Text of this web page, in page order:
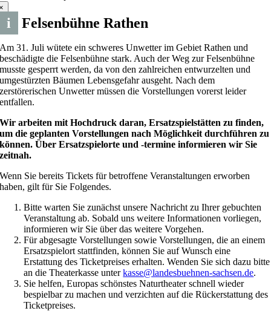
i Felsenbühne Rathen
Am 31. Juli wütete ein schweres Unwetter im Gebiet Rathen und
beschädigte die Felsenbühne stark. Auch der Weg zur Felsenbühne
musste gesperrt werden, da von den zahlreichen entwurzelten und
umgestürzten Bäumen Lebensgefahr ausgeht. Nach dem
zerstörerischen Unwetter müssen die Vorstellungen vorerst leider
entfallen.
Wir arbeiten mit Hochdruck daran, Ersatzspielstätten zu finden,
um die geplanten Vorstellungen nach Möglichkeit durchführen zu
können. Über Ersatzspielorte und -termine informieren wir Sie
zeitnah.
Wenn Sie bereits Tickets für betroffene Veranstaltungen erworben
haben, gilt für Sie Folgendes.
Bitte warten Sie zunächst unsere Nachricht zu Ihrer gebuchten
Veranstaltung ab. Sobald uns weitere Informationen vorliegen,
informieren wir Sie über das weitere Vorgehen.
Für abgesagte Vorstellungen sowie Vorstellungen, die an einem
Ersatzspielort stattfinden, können Sie auf Wunsch eine
Erstattung des Ticketpreises erhalten. Wenden Sie sich dazu bitte
an die Theaterkasse unterkasse@landesbuehnen-sachsen.de.
Sie helfen, Europas schönstes Naturtheater schnell wieder
bespielbar zu machen und verzichten auf die Rückerstattung des
Ticketpreises.